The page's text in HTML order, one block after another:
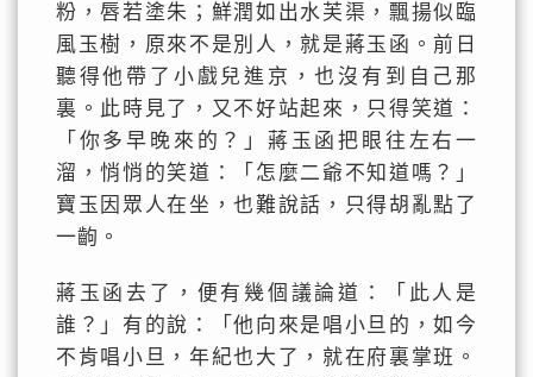
粉，唇若塗朱；鮮潤如出水芙渠，飄揚似臨
風玉樹，原來不是別人，就是蔣玉函。前日
聽得他帶了小戲兒進京，也沒有到自己那
裏。此時見了，又不好站起來，只得笑道：
「你多早晚來的？」蔣玉函把眼往左右一
溜，悄悄的笑道：「怎麼二爺不知道嗎？」
寶玉因眾人在坐，也難說話，只得胡亂點了
一齣。
蔣玉函去了，便有幾個議論道：「此人是
誰？」有的說：「他向來是唱小旦的，如今
不肯唱小旦，年紀也大了，就在府裏掌班。